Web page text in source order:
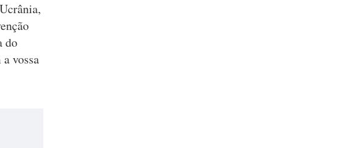
do
vossa